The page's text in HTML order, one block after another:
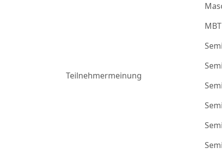
Teilnehmermeinung